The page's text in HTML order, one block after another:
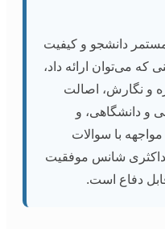
دانشجو و کیفیت
که می‌توان ارائه داد،
و نگارش، اصالت
و دانشگاهی، و
با سوالات
شانس موفقیت
دفاع است.